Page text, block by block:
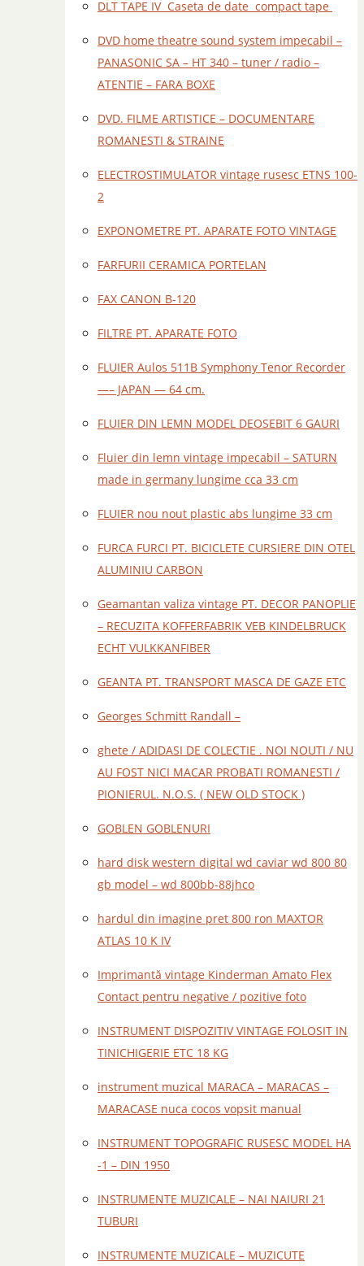
DLT TAPE IV Caseta de date compact tape
DVD home theatre sound system impecabil –
PANASONIC SA – HT 340 – tuner / radio –
ATENTIE – FARA BOXE
DVD. FILME ARTISTICE – DOCUMENTARE
ROMANESTI & STRAINE
ELECTROSTIMULATOR vintage rusesc ETNS 100-
2
EXPONOMETRE PT. APARATE FOTO VINTAGE
FARFURII CERAMICA PORTELAN
FAX CANON B-120
FILTRE PT. APARATE FOTO
FLUIER Aulos 511B Symphony Tenor Recorder
—– JAPAN — 64 cm.
FLUIER DIN LEMN MODEL DEOSEBIT 6 GAURI
Fluier din lemn vintage impecabil – SATURN
made in germany lungime cca 33 cm
FLUIER nou nout plastic abs lungime 33 cm
FURCA FURCI PT. BICICLETE CURSIERE DIN OTEL
ALUMINIU CARBON
Geamantan valiza vintage PT. DECOR PANOPLIE
– RECUZITA KOFFERFABRIK VEB KINDELBRUCK
ECHT VULKKANFIBER
GEANTA PT. TRANSPORT MASCA DE GAZE ETC
Georges Schmitt Randall –
ghete / ADIDASI DE COLECTIE . NOI NOUTI / NU
AU FOST NICI MACAR PROBATI ROMANESTI /
PIONIERUL. N.O.S. ( NEW OLD STOCK )
GOBLEN GOBLENURI
hard disk western digital wd caviar wd 800 80
gb model – wd 800bb-88jhco
hardul din imagine pret 800 ron MAXTOR
ATLAS 10 K IV
Imprimantă vintage Kinderman Amato Flex
Contact pentru negative / pozitive foto
INSTRUMENT DISPOZITIV VINTAGE FOLOSIT IN
TINICHIGERIE ETC 18 KG
instrument muzical MARACA – MARACAS –
MARACASE nuca cocos vopsit manual
INSTRUMENT TOPOGRAFIC RUSESC MODEL HA
-1 – DIN 1950
INSTRUMENTE MUZICALE – NAI NAIURI 21
TUBURI
INSTRUMENTE MUZICALE – MUZICUTE